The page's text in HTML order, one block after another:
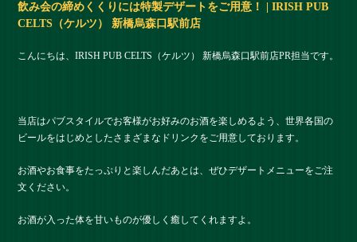
飲み会の締めくくりには特製デザートをご用意！ | IRISH PUB
CELTS（ケルツ） 新橋烏森口駅前店
こんにちは、IRISH PUB CELTS（ケルツ） 新橋烏森口駅前店PR担当です。
当店はパブスタイルでお客様がお好みのお酒を楽しめるよう、世界各国の
ビールをはじめとしたさまざまなドリンクをご用意しております。
お酒やお食事をたっぷりと楽しんだあとは、ぜひデザートメニューをご注
文ください。
お酒が入った体を甘いものが優しく癒してくれますよ。